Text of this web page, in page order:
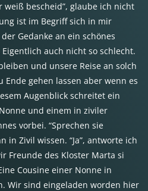
bescheid”, glaube ich nicht
ist im Begriff sich in mir
Gedanke an ein schönes
auch nicht so schlecht.
und unsere Reise an solch
gehen lassen aber wenn es
Augenblick schreitet ein
und einem in ziviler
vorbei. “Sprechen sie
in Zivil wissen. “Ja”, antworte ich
Freunde des Kloster Marta si
Cousine einer Nonne in
Wir sind eingeladen worden hier